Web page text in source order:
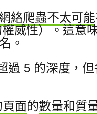
絡爬蟲不太可能
威性）。這意
。
過 5 的深度，
面的數量和質